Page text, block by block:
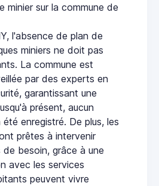
minier sur la commune de
l'absence de plan de
miniers ne doit pas
La commune est
par des experts en
garantissant une
présent, aucun
enregistré. De plus, les
prêtes à intervenir
besoin, grâce à une
avec les services
peuvent vivre